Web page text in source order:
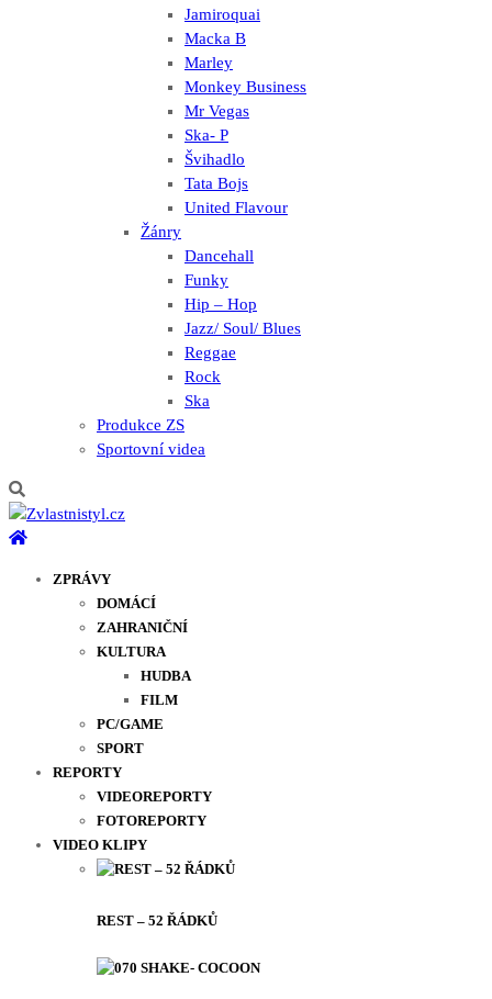
Jamiroquai
Macka B
Marley
Monkey Business
Mr Vegas
Ska- P
Švihadlo
Tata Bojs
United Flavour
Žánry
Dancehall
Funky
Hip – Hop
Jazz/ Soul/ Blues
Reggae
Rock
Ska
Produkce ZS
Sportovní videa
ZPRÁVY
DOMÁCÍ
ZAHRANIČNÍ
KULTURA
HUDBA
FILM
PC/GAME
SPORT
REPORTY
VIDEOREPORTY
FOTOREPORTY
VIDEO KLIPY
REST – 52 ŘÁDKŮ